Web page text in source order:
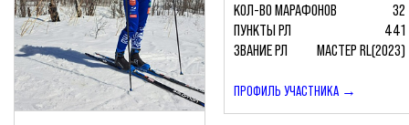
КОЛ-ВО МАРАФОНОВ
32
ПУНКТЫ РЛ
441
ЗВАНИЕ РЛ
МАСТЕР RL(2023)
ПРОФИЛЬ УЧАСТНИКА →